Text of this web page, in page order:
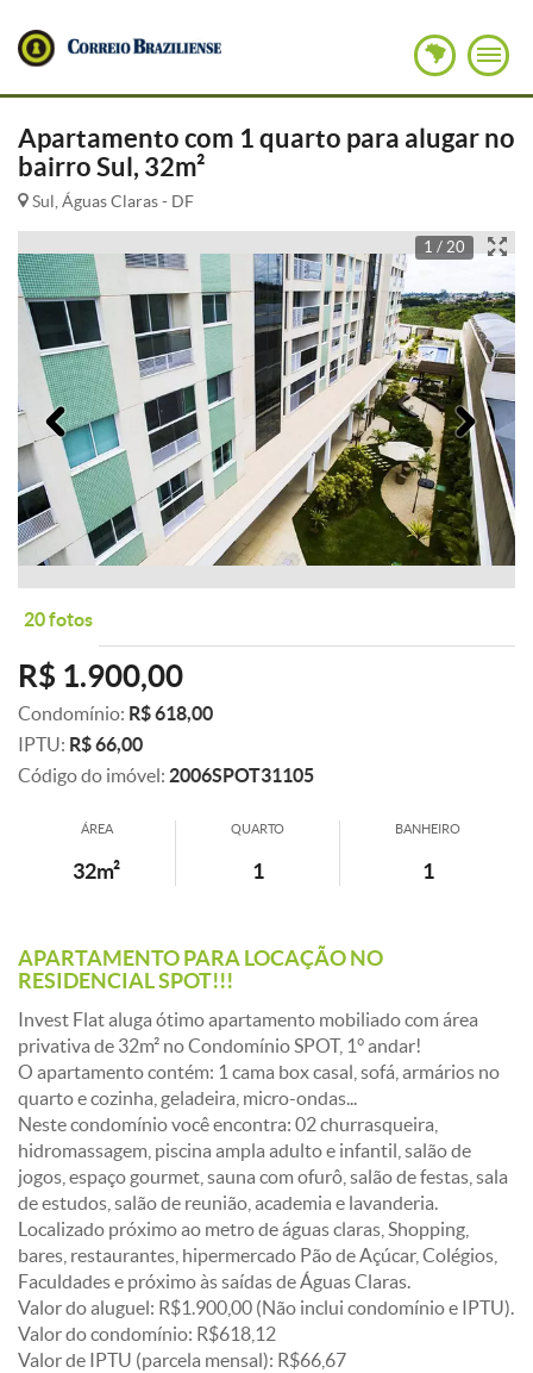
Apartamento com 1 quarto para alugar no
bairro Sul, 32m²
Sul, Águas Claras - DF
1 / 20
Anterior
20 fotos
R$ 1.900,00
Condomínio: R$ 618,00
IPTU: R$ 66,00
Código do imóvel: 2006SPOT31105
ÁREA
32m²
QUARTO
1
BANHEIRO
1
APARTAMENTO PARA LOCAÇÃO NO
RESIDENCIAL SPOT!!!
Invest Flat aluga ótimo apartamento mobiliado com área
privativa de 32m² no Condomínio SPOT, 1° andar!
O apartamento contém: 1 cama box casal, sofá, armários no
quarto e cozinha, geladeira, micro-ondas...
Neste condomínio você encontra: 02 churrasqueira,
hidromassagem, piscina ampla adulto e infantil, salão de
jogos, espaço gourmet, sauna com ofurô, salão de festas, sala
de estudos, salão de reunião, academia e lavanderia.
Localizado próximo ao metro de águas claras, Shopping,
bares, restaurantes, hipermercado Pão de Açúcar, Colégios,
Faculdades e próximo às saídas de Águas Claras.
Valor do aluguel: R$1.900,00 (Não inclui condomínio e IPTU).
Valor do condomínio: R$618,12
Valor de IPTU (parcela mensal): R$66,67